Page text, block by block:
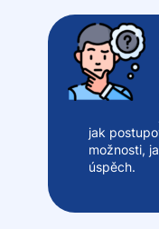
jak
možnosti,
úspěch.